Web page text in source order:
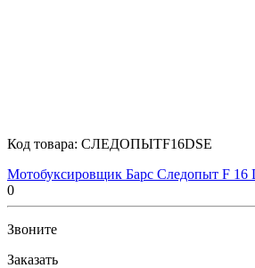
Код товара: СЛЕДОПЫТF16DSE
Мотобуксировщик Барс Следопыт F 16
0
Звоните
Заказать